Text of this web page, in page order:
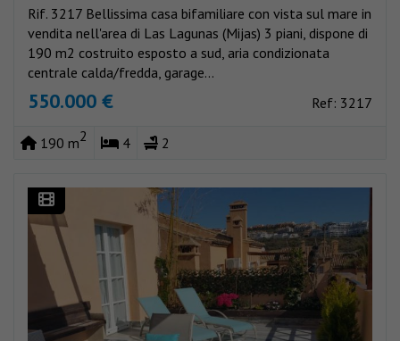
Rif. 3217 Bellissima casa bifamiliare con vista sul mare in
vendita nell'area di Las Lagunas (Mijas) 3 piani, dispone di
190 m2 costruito esposto a sud, aria condizionata
centrale calda/fredda, garage...
550.000 € Ref: 3217
190 m2 4 2